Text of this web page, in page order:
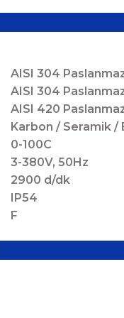
AISI 304
AISI 304
AISI 420
Karbon /
0-100C
3-380V, 50Hz
2900 d/dk
IP54
F